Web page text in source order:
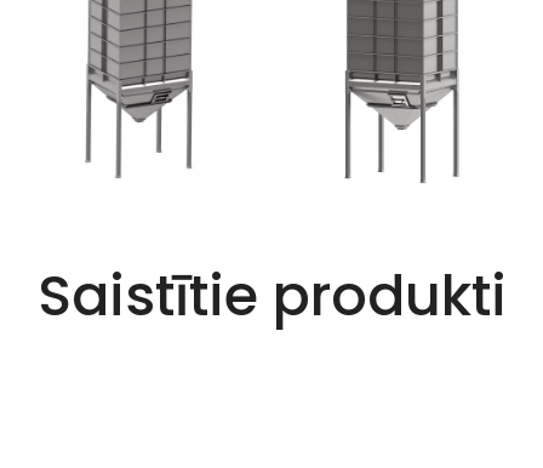
Saistītie produkti